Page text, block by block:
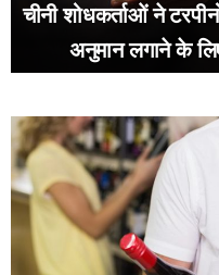
चीनी शोधकर्ताओं ने
अनुमान लगाने के